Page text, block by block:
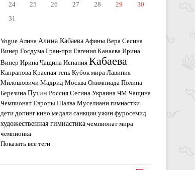
24
25 26 27 28 29
30
31
Vogue Алина Алина Кабаева Афины Вера Сесина
Винер Госдума Гран-при Евгения Канаева Ирина
Винер Ирина Чащина Испания Кабаева
Капранова Красная тень Кубок мира Лавиния
Милошовичи Мадрид Москва Олимпиада Полина
Березина Путин Россия Сесина Украина ЧМ Чащина
Чемпионат Европы Шалва Муселиани гимнастки
дети допинг кино медали санкции ужин фуросемид
художественная гимнастика чемпионат мира
чемпионка
Показать все теги